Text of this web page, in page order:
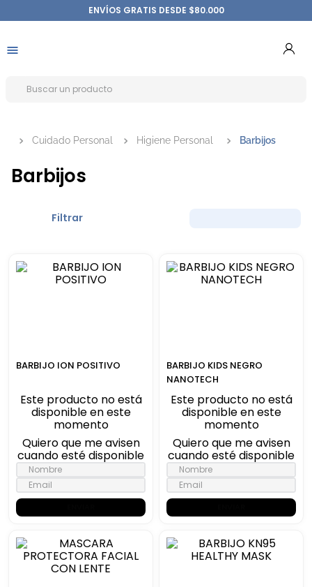
ENVÍOS GRATIS DESDE $80.000
Cuidado Personal Higiene Personal Barbijos
Barbijos
Filtrar
BARBIJO ION POSITIVO
Este producto no está
disponible en este
momento
Quiero que me avisen
cuando esté disponible
BARBIJO KIDS NEGRO
NANOTECH
Este producto no está
disponible en este
momento
Quiero que me avisen
cuando esté disponible